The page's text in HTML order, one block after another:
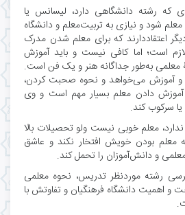
که رشته دانشگاهی دارد، لیسانس یا
شود و نیازی به تربیت‌معلم و دانشگاه
اعتقاددارند که برای معلم شدن مدرک
است؛ اما کافی نیست و باید آموزش
معلمی به‌طور جداگانه هنر و یک فن است.
و آموزش می‌خواهد و نحوه صحبت کردن،
آموزش دادن معلم بسیار مهم است و وی
سرکوب کند.
معلم خوبی نیست ولو تحصیلات بالا
معلم بودن خویش افتخار نکند و عاشق
و دانش‌آموزان را تحمل کند.
رشته موردنظر تدریس، نحوه معلمی
و اهمیت دانشگاه فرهنگیان و تفاوتش با